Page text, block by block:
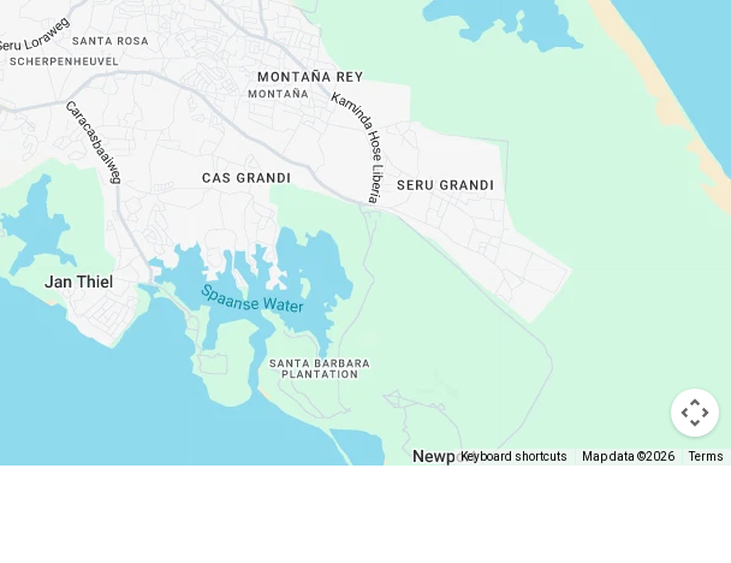
Keyboard shortcuts Map data ©2026 Terms